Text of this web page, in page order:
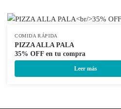
COMIDA RÁPIDA
PIZZA ALLA PALA
35% OFF en tu compra
Leer más